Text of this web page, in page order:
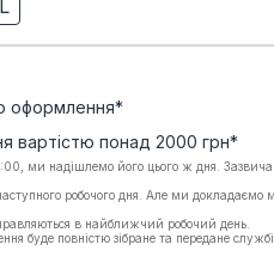
оформлення*
вартістю понад 2000 грн*
ми надішлемо його цього ж дня.
робочого дня. Але ми
в найближчий робочий день.
буде повністю зібране та передане службі